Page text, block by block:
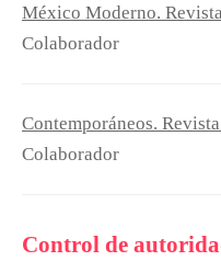
México Moderno.
Colaborador
Contemporáneos.
Colaborador
Control de